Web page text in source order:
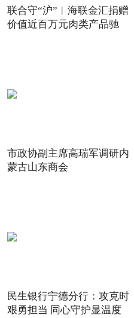
联合守“沪”︱海联金汇捐赠
价值近百万元肉类产品驰
市政协副主席高瑞军调研内
蒙古山东商会
民生银行宁德分行：攻克时
艰勇担当 同心守护显温度